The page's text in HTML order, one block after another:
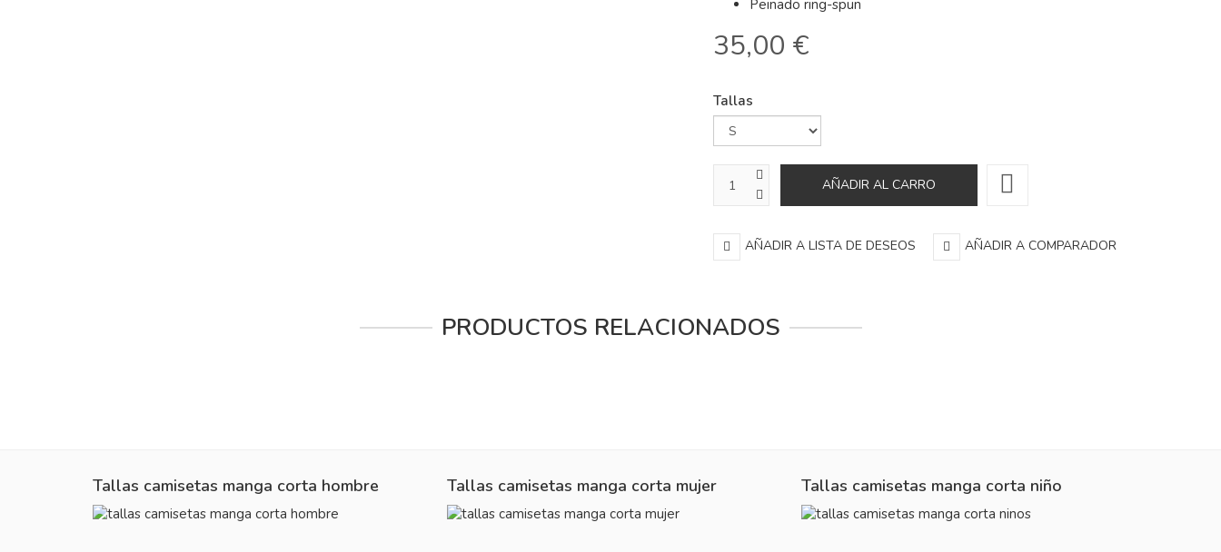
Peinado ring-spun
35,00 €
Tallas
AÑADIR A LISTA DE DESEOS AÑADIR A COMPARADOR
PRODUCTOS RELACIONADOS
Tallas camisetas manga corta hombre Tallas camisetas manga corta mujer Tallas camisetas manga corta niño